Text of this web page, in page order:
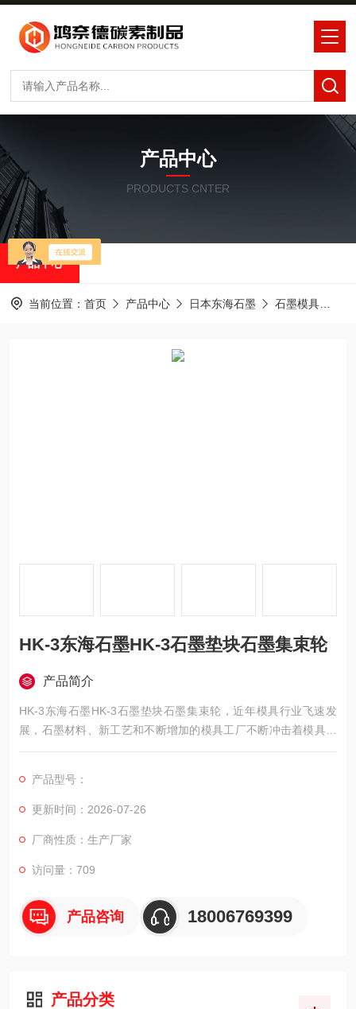
产品中心
PRODUCTS CNTER
产品中心
当前位置： 首页 产品中心 日本东海石墨 石墨模具
HK-3东海石墨HK-3石墨垫块石墨集束轮
产品简介
HK-3东海石墨HK-3石墨垫块石墨集束轮，近年模具行业飞速发
展，石墨材料、新工艺和不断增加的模具工厂不断冲击着模具市
场，石墨以其良好的物理和化学性能逐渐成为模具制作的材料。
产品型号：
更新时间：2026-07-26
厂商性质：生产厂家
访问量：709
产品咨询 18006769399
产品分类